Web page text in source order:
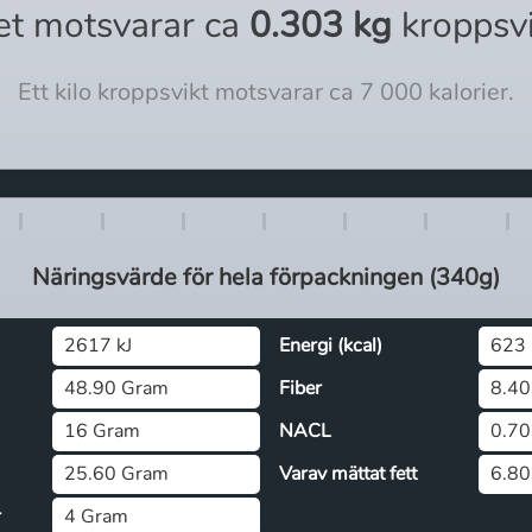
motsvarar ca 0.303 kg
Ett kilo kroppsvikt motsvarar ca 7 000 kalorier.
Näringsvärde förhela förpackningen (340g)
2617 kJ Energi (kcal)
623
48.90 Gram
Fiber
16 Gram
NACL
25.60 Gram
Varav mättat fett
4 Gram